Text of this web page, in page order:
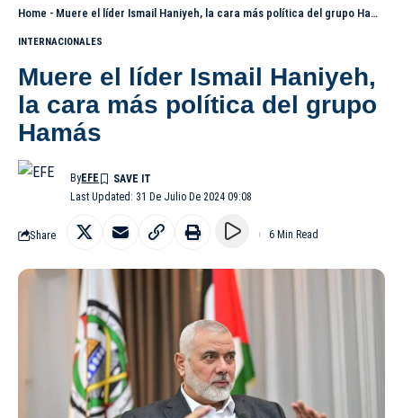
Home - Muere el líder Ismail Haniyeh, la cara más política del grupo Hamás
INTERNACIONALES
Muere el líder Ismail Haniyeh,
la cara más política del grupo
Hamás
Last Updated: 31 De Julio De 2024 09:08
ByEFE
Share 6 Min Read